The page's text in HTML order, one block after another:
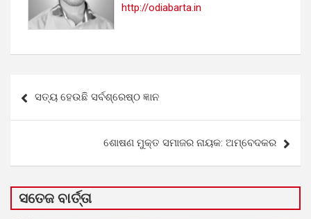
http://odiabarta.in
navigation
ସତ୍ୟ ହେଉଛି ସର୍ବଶ୍ରେଷ୍ଠ ଜ୍ଞାନ
ଶୋଷଣ ମୁକ୍ତ ସମାଜର ନାୟକ: ଅମ୍ବେଦକର
ସତେଜ ବାର୍ତ୍ତା